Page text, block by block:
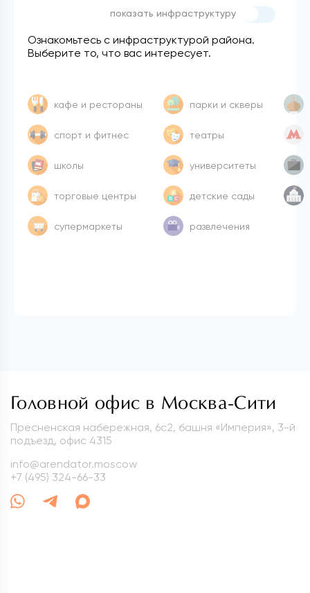
Ознакомьтесь с инфраструктурой района.
Выберите то, что вас интересует.
кафе и рестораны
спорт и фитнес
школы
торговые центры
супермаркеты
парки и скверы
театры
университеты
детские сады
развлечения
показать инфраструктуру
Головной офис в Москва-Сити
Пресненская набережная, 6с2, башня «Империя», 3-й
подъезд, офис 4315
info@arendator.moscow
+7 (495) 324-66-33